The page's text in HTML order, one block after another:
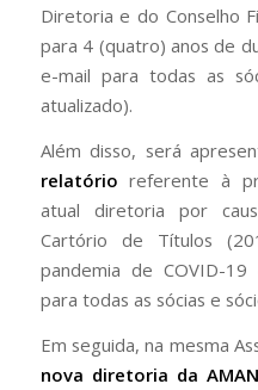
Diretoria e do Conselho
para 4 (quatro) anos de
e-mail para todas as
atualizado).
Além disso, será
relatório referente à
atual diretoria por
Cartório de Títulos
pandemia de COVID-
para todas as sócias e
Em seguida, na mesma
nova diretoria da